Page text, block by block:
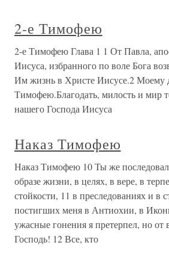
2-е Тимофею
2-е Тимофею Глава 1 1 От Павла,
Иисуса, избранного по воле Бога
Им жизнь в Христе Иисусе.2 Моему
Тимофею.Благодать, милость и мир
нашего Господа Иисуса
Наказ Тимофею
Наказ Тимофею 10 Ты же
образе жизни, в целях, в вере, в
стойкости, 11 в преследованиях и в
постигших меня в Антиохии, в
ужасные гонения я претерпел, но от
Господь! 12 Все, кто